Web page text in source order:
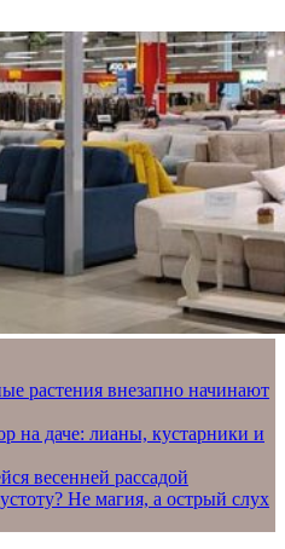
растения внезапно начинают
на даче: лианы, кустарники и
весенней рассадой
Не магия, а острый слух